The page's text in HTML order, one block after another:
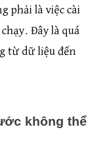
phải là việc cài
Đây là quá
từ dữ liệu đến
không thể